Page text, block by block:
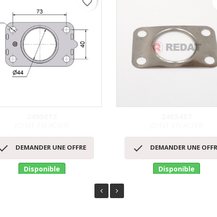
Aperçu rapide
DEMANDER UNE OFFRE
Disponible
Aperçu rapide
 DEMANDER UNE
Disponible